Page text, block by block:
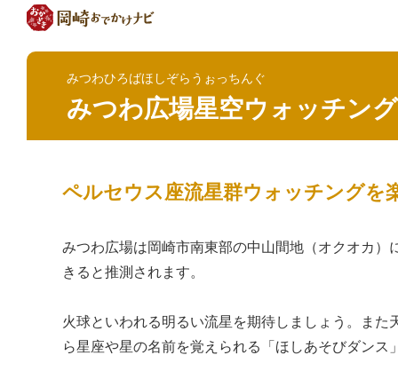
みつわひろばほしぞらうぉっちんぐ
みつわ広場星空ウォッチング
ペルセウス座流星群ウォッチングを
みつわ広場は岡崎市南東部の中山間地（オクオカ
きると推測されます。
火球といわれる明るい流星を期待しましょう。ま
ら星座や星の名前を覚えられる「ほしあそびダンス